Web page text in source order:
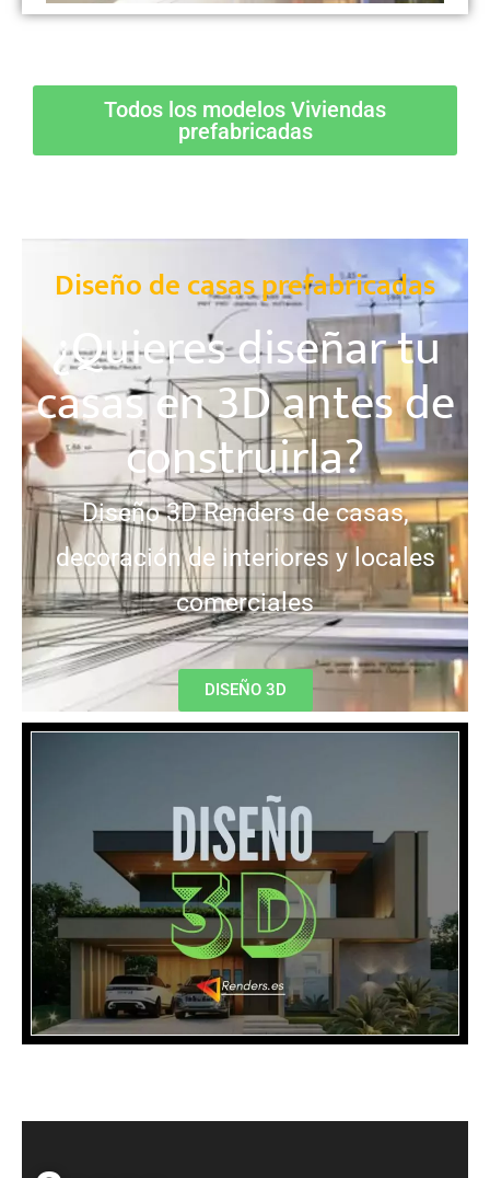
Todos los modelos Viviendas
prefabricadas
Diseño de casas prefabricadas
¿Quieres diseñar tu
casas en 3D antes de
construirla?
Diseño 3D Renders de casas,
decoración de interiores y locales
comerciales
DISEÑO 3D